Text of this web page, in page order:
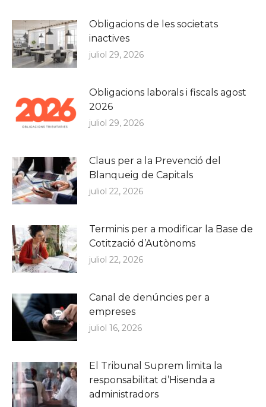
Obligacions de les societats
inactives
juliol 29, 2026
Obligacions laborals i fiscals agost
2026
juliol 29, 2026
Claus per a la Prevenció del
Blanqueig de Capitals
juliol 22, 2026
Terminis per a modificar la Base de
Cotització d’Autònoms
juliol 22, 2026
Canal de denúncies per a
empreses
juliol 16, 2026
El Tribunal Suprem limita la
responsabilitat d’Hisenda a
administradors